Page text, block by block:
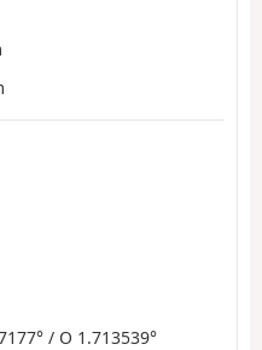
/ O 1.713539°